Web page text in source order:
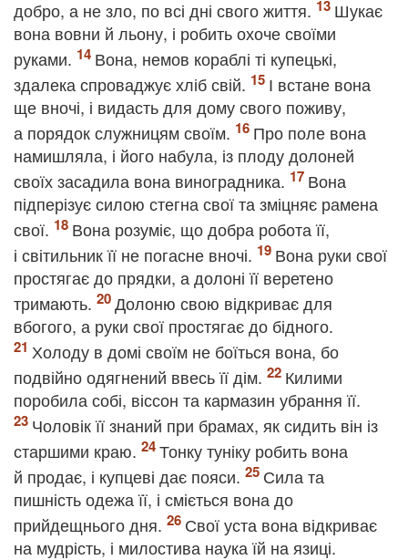
добро, а не зло, по всі дні свого життя.
Шукає
вона вовни й льону, і робить охоче своїми
руками.
Вона, немов кораблі ті купецькі,
здалека спроваджує хліб свій.
І встане вона
ще вночі, і видасть для дому свого поживу,
а порядок служницям своїм.
Про поле вона
намишляла, і його набула, із плоду долоней
своїх засадила вона виноградника.
Вона
підперізує силою стегна свої та зміцняє рамена
свої.
Вона розуміє, що добра робота її,
і світильник її не погасне вночі.
Вона руки свої
простягає до прядки, а долоні її веретено
тримають.
Долоню свою відкриває для
вбогого, а руки свої простягає до бідного.
Холоду в домі своїм не боїться вона, бо
подвійно одягнений ввесь її дім.
Килими
поробила собі, віссон та кармазин убрання її.
Чоловік її знаний при брамах, як сидить він із
старшими краю.
Тонку туніку робить вона
й продає, і купцеві дає пояси.
Сила та
пишність одежа її, і сміється вона до
прийдещнього дня.
Свої уста вона відкриває
на мудрість, і милостива наука їй на язиці.